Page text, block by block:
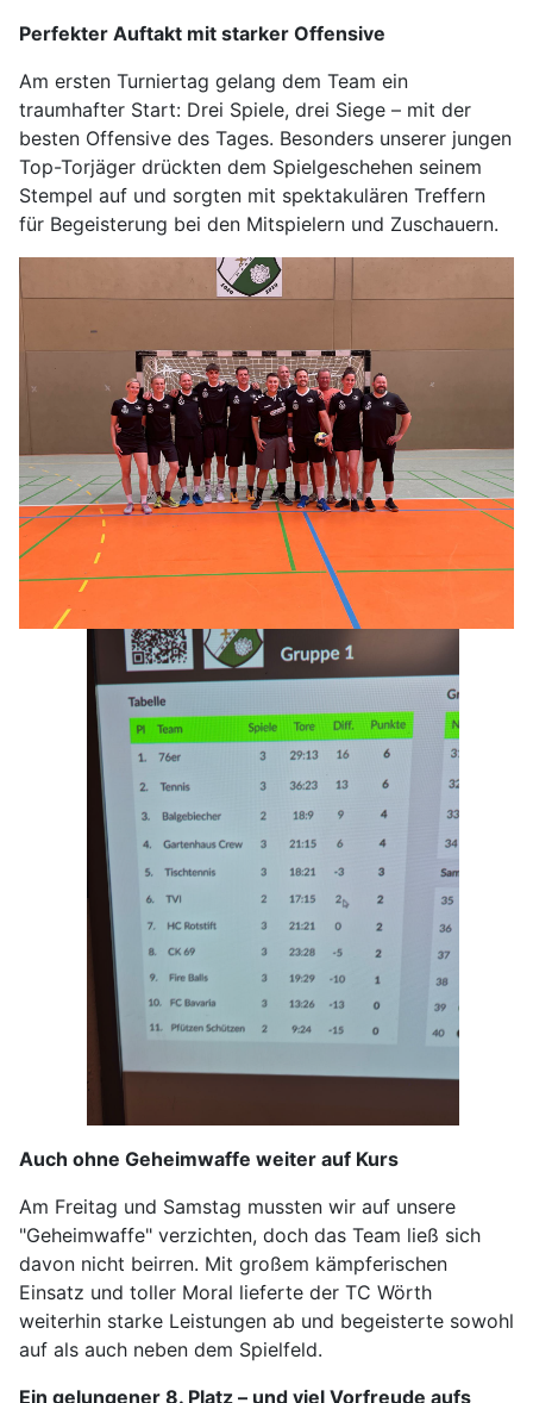
Perfekter Auftakt mit starker Offensive
Am ersten Turniertag gelang dem Team ein
traumhafter Start: Drei Spiele, drei Siege – mit der
besten Offensive des Tages. Besonders unserer jungen
Top-Torjäger drückten dem Spielgeschehen seinem
Stempel auf und sorgten mit spektakulären Treffern
für Begeisterung bei den Mitspielern und Zuschauern.
Auch ohne Geheimwaffe weiter auf Kurs
Am Freitag und Samstag mussten wir auf unsere
"Geheimwaffe" verzichten, doch das Team ließ sich
davon nicht beirren. Mit großem kämpferischen
Einsatz und toller Moral lieferte der TC Wörth
weiterhin starke Leistungen ab und begeisterte sowohl
auf als auch neben dem Spielfeld.
Ein gelungener 8. Platz – und viel Vorfreude aufs